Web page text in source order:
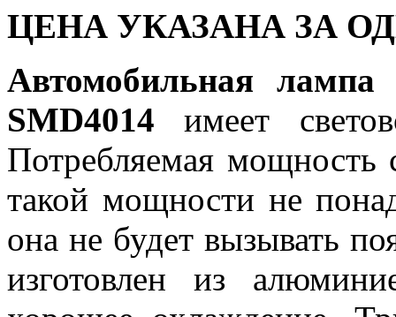
ЦЕНА УКАЗАНА ЗА
Автомобильная
SMD4014имеет
Потребляемая мощность
такой мощности не
она не будет вызывать
изготовлен из